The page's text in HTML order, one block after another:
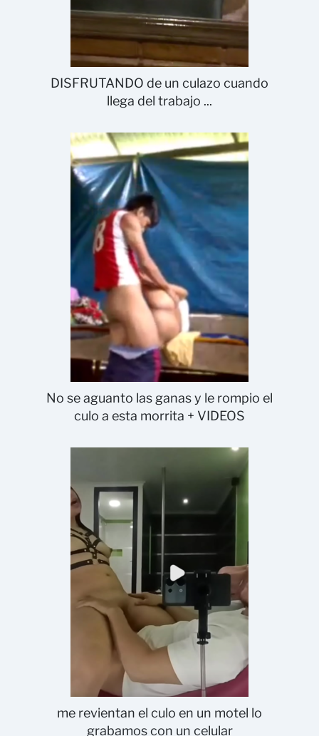
DISFRUTANDO de un culazo cuando
llega del trabajo ...
No se aguanto las ganas y le rompio el
culo a esta morrita + VIDEOS
me revientan el culo en un motel lo
grabamos con un celular